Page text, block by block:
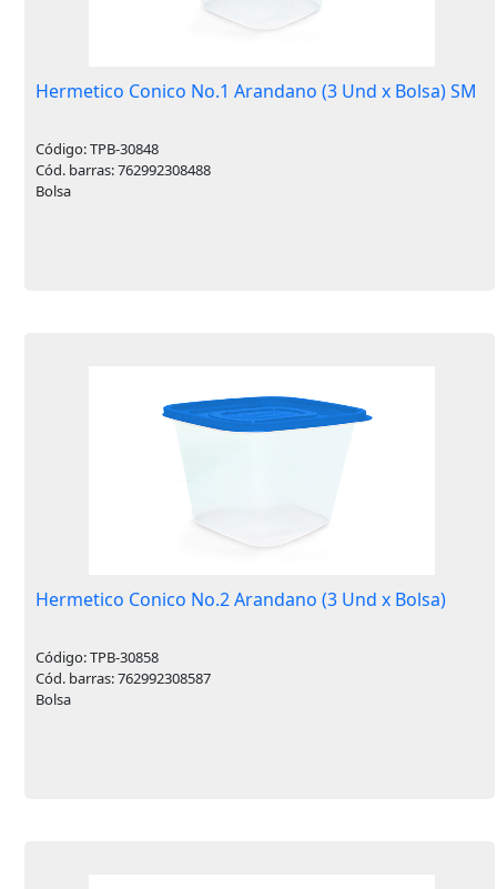
Hermetico Conico No.1 Arandano (3 Und x Bolsa) SM
Código: TPB-30848
Cód. barras: 762992308488
Bolsa
Hermetico Conico No.2 Arandano (3 Und x Bolsa)
Código: TPB-30858
Cód. barras: 762992308587
Bolsa